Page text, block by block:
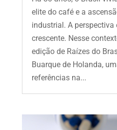
elite do café e a
industrial. A perspectiva
crescente. Nesse
edição de Raízes do
Buarque de Holanda,
referências na...